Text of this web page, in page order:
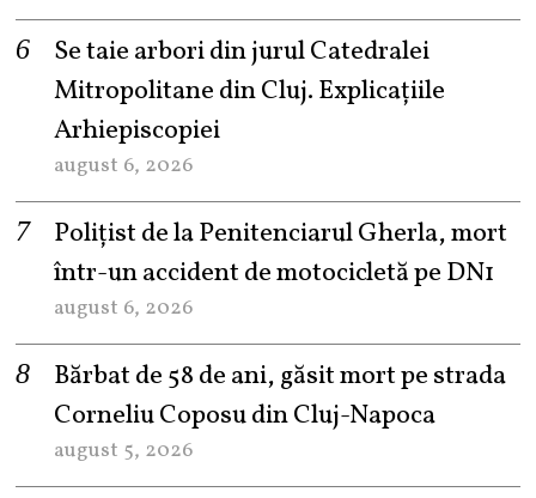
Se taie arbori din jurul Catedralei
Mitropolitane din Cluj. Explicațiile
Arhiepiscopiei
august 6, 2026
Polițist de la Penitenciarul Gherla, mort
într-un accident de motocicletă pe DN1
august 6, 2026
Bărbat de 58 de ani, găsit mort pe strada
Corneliu Coposu din Cluj-Napoca
august 5, 2026